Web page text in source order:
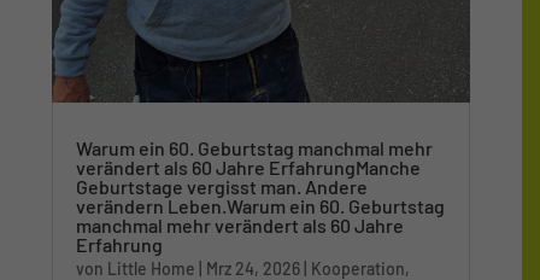
Warum ein 60. Geburtstag manchmal mehr
verändert als 60 Jahre ErfahrungManche
Geburtstage vergisst man. Andere
verändern Leben.Warum ein 60. Geburtstag
manchmal mehr verändert als 60 Jahre
Erfahrung
von Little Home Mrz 24, 2026 Kooperation,